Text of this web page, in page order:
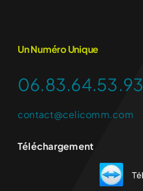
Un Numéro Unique
06.83.64.53.93
contact@celicomm.com
Téléchargement